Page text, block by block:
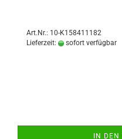
Art.Nr.: 10-K158411182
Lieferzeit:
sofort verfügbar
IN